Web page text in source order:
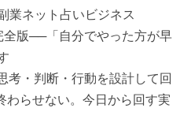
業ネット占いビジネス
全版──「自分でやった方が早
考・判断・行動を設計して回
わらせない。今日から回す実